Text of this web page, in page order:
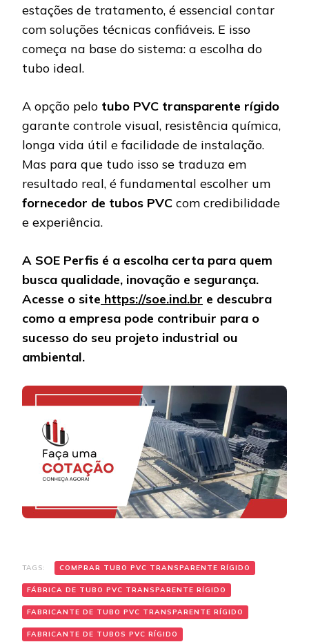
estações de tratamento, é essencial contar
com soluções técnicas confiáveis. E isso
começa na base do sistema: a escolha do
tubo ideal.
A opção pelo tubo PVC transparente rígido
garante controle visual, resistência química,
longa vida útil e facilidade de instalação.
Mas para que tudo isso se traduza em
resultado real, é fundamental escolher um
fornecedor de tubos PVC com credibilidade
e experiência.
A SOE Perfis é a escolha certa para quem
busca qualidade, inovação e segurança.
Acesse o site https://soe.ind.br e descubra
como a empresa pode contribuir para o
sucesso do seu projeto industrial ou
ambiental.
TAGS: COMPRAR TUBO PVC TRANSPARENTE RÍGIDO
FÁBRICA DE TUBO PVC TRANSPARENTE RÍGIDO
FABRICANTE DE TUBO PVC TRANSPARENTE RÍGIDO
FABRICANTE DE TUBOS PVC RÍGIDO